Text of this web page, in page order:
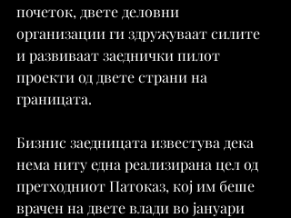
почеток, двете деловни
организации ги здружуваат силите
и развиваат заеднички пилот
проекти од двете страни на
границата.
Бизнис заедницата известува дека
нема ниту една реализирана цел од
претходниот Патоказ, кој им беше
врачен на двете влади во јануари